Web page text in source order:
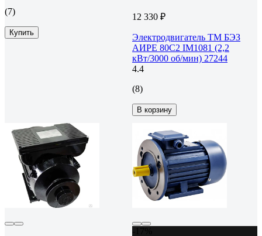
(7)
Купить
12 330 ₽
Электродвигатель ТМ БЭЗ
АИРЕ 80C2 IM1081 (2,2
кВт/3000 об/мин) 27244
4.4
(8)
В корзину